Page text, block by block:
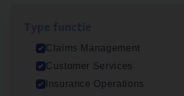
Claims Management
Customer Services
Insurance Operations
Dos­sier­be­heer­der Pro­per­ty
Insurance Operations
Antwerpen en Hasselt